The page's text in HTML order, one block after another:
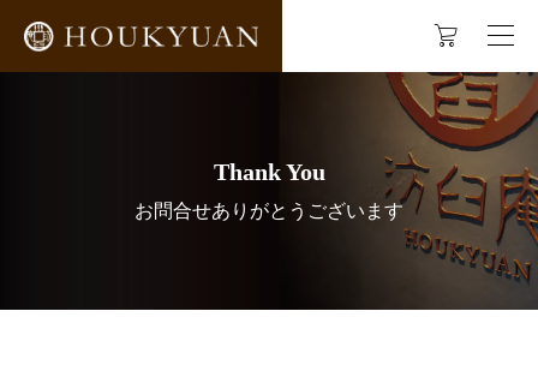
Thank You
お問合せありがとうございます